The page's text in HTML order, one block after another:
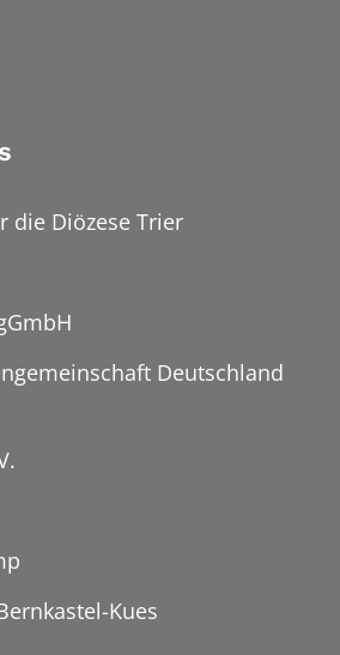
die Diözese Trier
Deutschland
Kues